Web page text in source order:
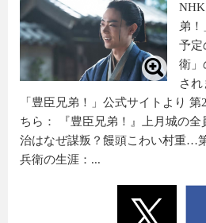
弟
予定
衛」
さ
「豊臣兄弟！」公式サイトより
ちら： 『豊臣兄弟！』上月城の
治はなぜ謀叛？饅頭こわい村重…
兵衛の生涯：...